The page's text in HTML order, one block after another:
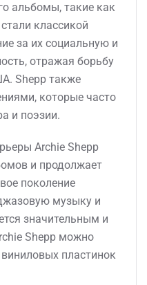
альбомы, такие как
классикой
за их социальную и
отражая борьбу
Shepp также
которые часто
и поэзии.
Archie Shepp
и продолжает
поколение
музыку и
значительным и
Shepp можно
пластинок